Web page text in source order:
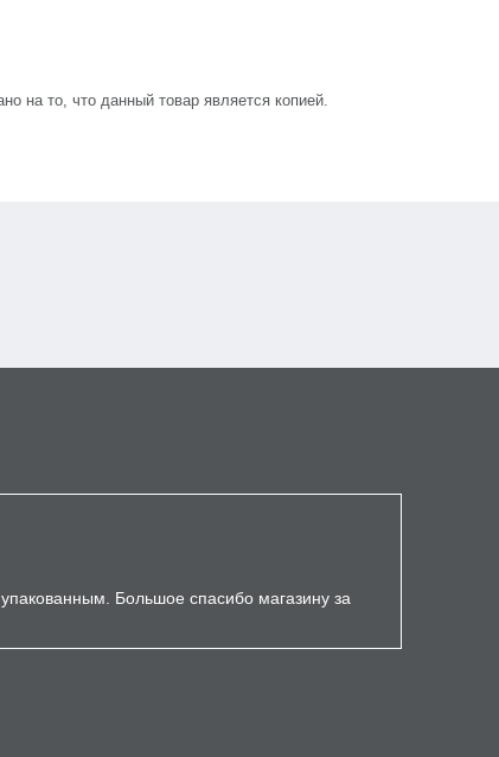
на то, что данный товар является копией.
Большое спасибо магазину за